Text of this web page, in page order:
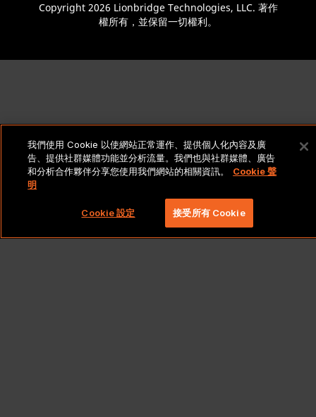
Copyright 2026 Lionbridge Technologies, LLC. 著作
權所有，並保留一切權利。
我們使用 Cookie 以使網站正常運作、提供個人化內容及廣
告、提供社群媒體功能並分析流量。我們也與社群媒體、廣告
和分析合作夥伴分享您使用我們網站的相關資訊。
Cookie 聲
明
Cookie 設定 接受所有 Cookie